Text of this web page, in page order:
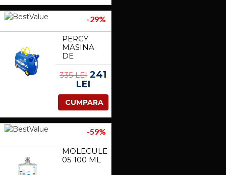
-29%
PERCY
MASINA
DE
POLITIE
335 LEI241
LEI
CUMPARA
-59%
MOLECULE
05 100 ML